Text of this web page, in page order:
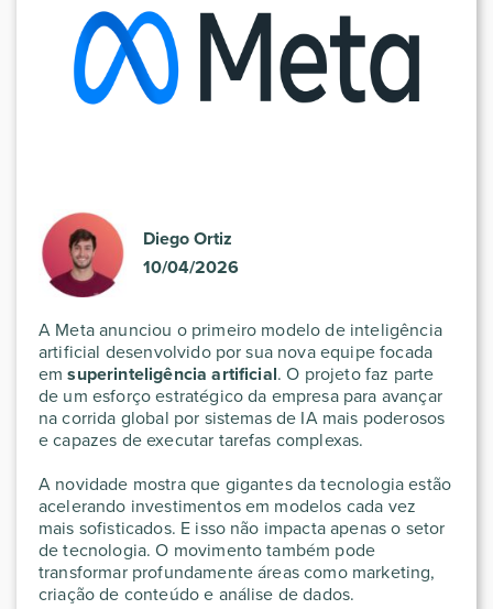
Diego Ortiz
10/04/2026
A Meta anunciou o primeiro modelo de inteligência
artificial desenvolvido por sua nova equipe focada
emsuperinteligência artificial. O projeto faz parte
de um esforço estratégico da empresa para avançar
na corrida global por sistemas de IA mais poderosos
e capazes de executar tarefas complexas.
A novidade mostra que gigantes da tecnologia estão
acelerando investimentos em modelos cada vez
mais sofisticados. E isso não impacta apenas o setor
de tecnologia. O movimento também pode
transformar profundamente áreas como marketing,
criação de conteúdo e análise de dados.